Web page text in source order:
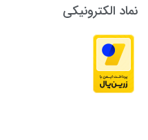
نماد الکترونیکی